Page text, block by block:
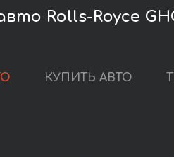
Rolls-Royce
КУПИТЬ АВТО